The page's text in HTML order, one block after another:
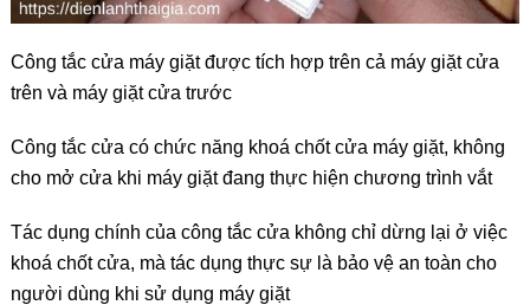
Công tắc cửa máy giặt được tích hợp trên cả máy giặt cửa
trên và máy giặt cửa trước
Công tắc cửa có chức năng khoá chốt cửa máy giặt, không
cho mở cửa khi máy giặt đang thực hiện chương trình vắt
Tác dụng chính của công tắc cửa không chỉ dừng lại ở việc
khoá chốt cửa, mà tác dụng thực sự là bảo vệ an toàn cho
người dùng khi sử dụng máy giặt